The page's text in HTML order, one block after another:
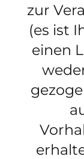
zur
(es ist
einen